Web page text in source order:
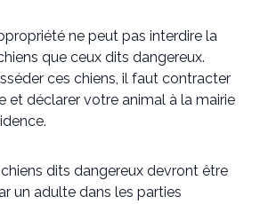
ne peut pas interdire la
que ceux dits dangereux.
ces chiens, il faut contracter
et déclarer votre animal à la mairie
chiens dits dangereux devront être
un adulte dans les parties